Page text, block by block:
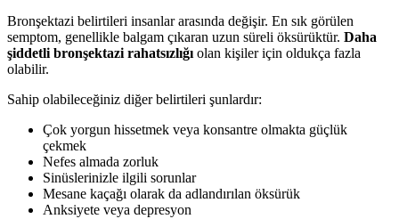
Bronşektazi belirtileri insanlar arasında değişir. En sık görülen
semptom, genellikle balgam çıkaran uzun süreli öksürüktür. Daha
şiddetli bronşektazi rahatsızlığı olan kişiler için oldukça fazla
olabilir.
Sahip olabileceğiniz diğer belirtileri şunlardır:
Çok yorgun hissetmek veya konsantre olmakta güçlük
çekmek
Nefes almada zorluk
Sinüslerinizle ilgili sorunlar
Mesane kaçağı olarak da adlandırılan öksürük
Anksiyete veya depresyon